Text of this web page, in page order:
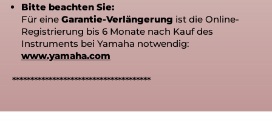
Bitte beachten Sie:
Für eine Garantie-Verlängerung ist die Online-
Registrierung bis 6 Monate nach Kauf des
Instruments bei Yamaha notwendig:
www.yamaha.com
**************************************